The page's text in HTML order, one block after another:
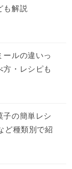
も解説
ールの違いっ
方・レシピも
子の簡単レシ
ど種類別で紹